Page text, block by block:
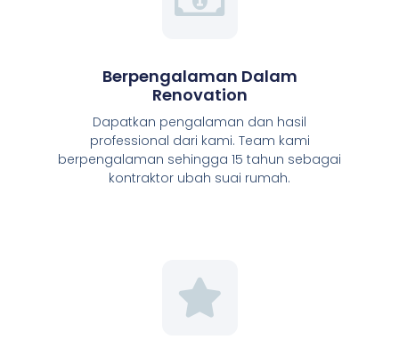
Berpengalaman Dalam
Renovation
Dapatkan pengalaman dan hasil
professional dari kami. Team kami
berpengalaman sehingga 15 tahun sebagai
kontraktor ubah suai rumah.